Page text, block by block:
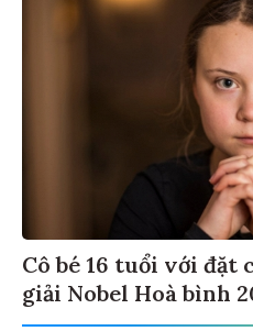
Cô bé 16 tuổi với đặt
giải Nobel Hoà bình